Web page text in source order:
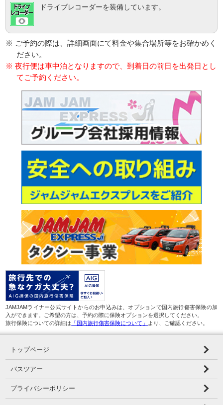
ドライブレコーダーを装備しています。
※ ご予約の際は、詳細画面にて料金や集合場所等をお確かめく
ださい。
※ 夜行便は車中泊となりますので、到着日の前日を出発日とし
てご予約ください。
JAMJAMライナー公式サイトからのお申込みは、オプションで国内旅行傷害保険の加
入ができます。ご希望の方は、予約の際に保険オプションを選択してください。
旅行保険についての詳細は 「国内旅行傷害保険について」 より、ご確認ください。
トップページ
バスツアー
プライバシーポリシー